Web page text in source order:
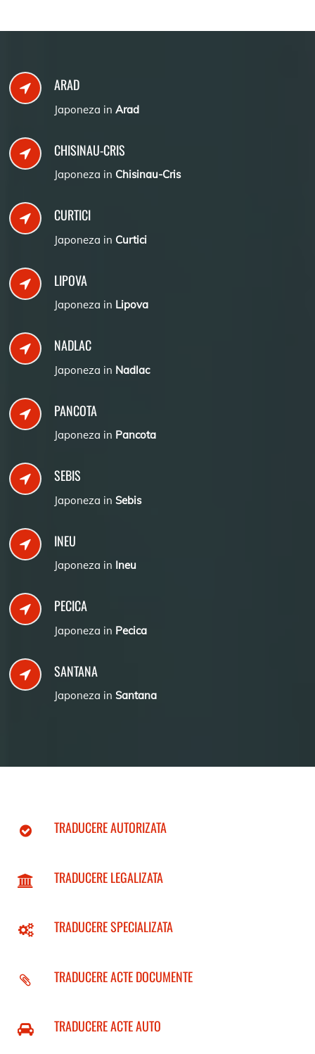
ARAD
Japoneza in Arad
CHISINAU-CRIS
Japoneza in Chisinau-Cris
CURTICI
Japoneza in Curtici
LIPOVA
Japoneza in Lipova
NADLAC
Japoneza in Nadlac
PANCOTA
Japoneza in Pancota
SEBIS
Japoneza in Sebis
INEU
Japoneza in Ineu
PECICA
Japoneza in Pecica
SANTANA
Japoneza in Santana
TRADUCERE AUTORIZATA
TRADUCERE LEGALIZATA
TRADUCERE SPECIALIZATA
TRADUCERE ACTE DOCUMENTE
TRADUCERE ACTE AUTO